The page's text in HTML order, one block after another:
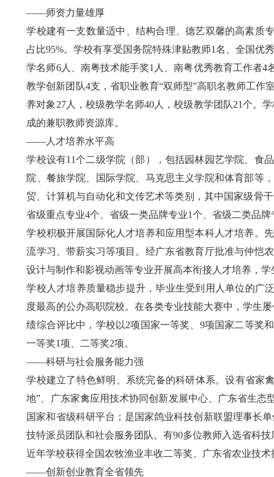
——师资力量雄厚
学校建有一支数量适中、结构合理、德艺双馨的高素质
占比95%。学校有享受国务院特殊津贴教师1名、全国优
学名师6人、南粤技术能手奖1人、南粤优秀教育工作者
教学创新团队4支，省职业教育“双师型”高职名教师工作
养对象27人，校级教学名师40人，校级教学团队21个。
成的兼职教师资源库。
——人才培养水平高
学校设有11个二级学院（部），包括园林园艺学院、食
院、餐旅学院、国际学院、马克思主义学院和体育部等
贸、计算机与自动化和文传艺术等类别，其中国家级骨
省级重点专业4个、省级一类品牌专业1个、省级二类品
学校积极开展国际化人才培养和应用型本科人才培养。
流学习、带薪实习等项目。经广东省教育厅批准与仲恺
设计与制作和影视动画等专业开展高本衔接人才培养，
学校人才培养质量稳步提升，毕业生受到用人单位的广
度最高的公办高职院校。在各类专业技能大赛中，学生
绩综合评比中，学校以2项国家一等奖、9项国家二等奖
一等奖1项、二等奖2项。
——科研与社会服务能力强
学校建立了特色鲜明、系统完备的科研体系。设有省家
地”、广东家禽应用技术协同创新发展中心、广东省生
国家和省级科研平台；是国家鸽业科技创新联盟理事长
技特派员团队和社会服务团队。有90多位教师入选省科
近年学校获得全国农牧渔业丰收二等奖、广东省农业技
——创新创业教育全省领先